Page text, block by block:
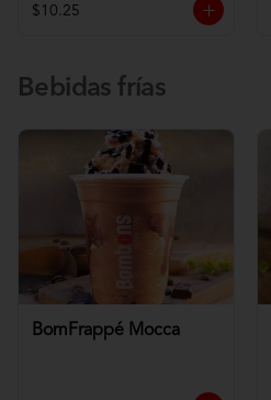
$10.25
Bebidas frías
BomFrappé Mocca